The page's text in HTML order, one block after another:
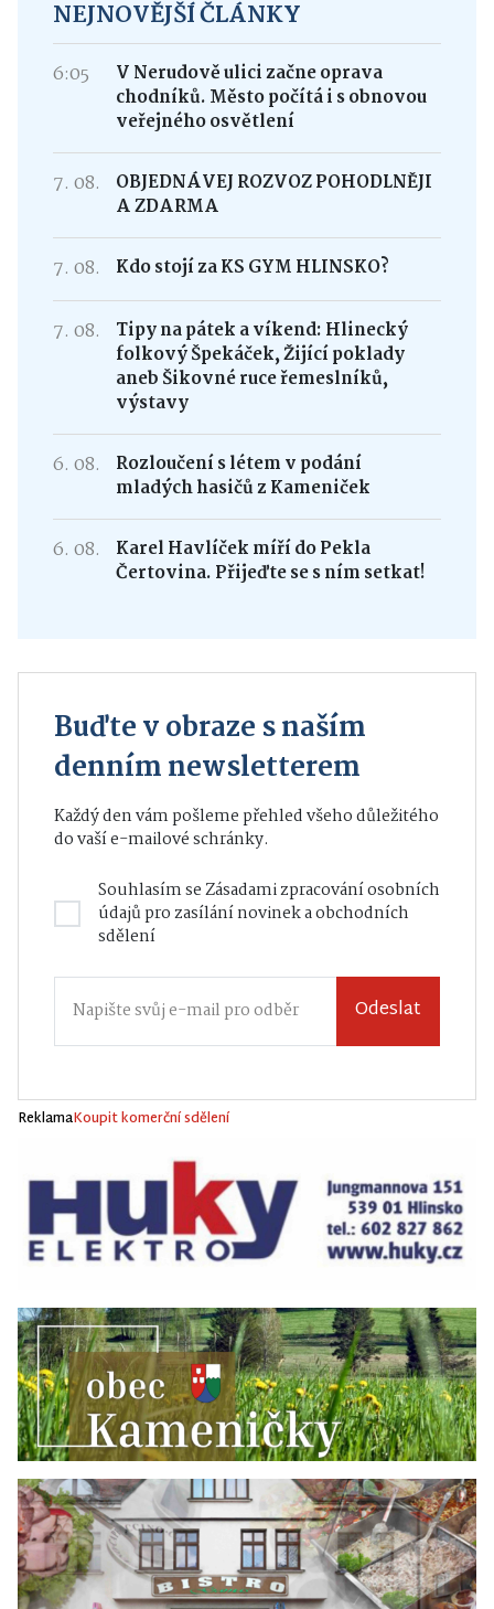
NEJNOVĚJŠÍ ČLÁNKY
6:05
V Nerudově ulici začne oprava
chodníků. Město počítá i s obnovou
veřejného osvětlení
7. 08.
OBJEDNÁVEJ ROZVOZ POHODLNĚJI
A ZDARMA
7. 08. Kdo stojí za KS GYM HLINSKO?
7. 08.
Tipy na pátek a víkend: Hlinecký
folkový Špekáček, Žijící poklady
aneb Šikovné ruce řemeslníků,
výstavy
6. 08.
Rozloučení s létem v podání
mladých hasičů z Kameniček
6. 08.
Karel Havlíček míří do Pekla
Čertovina. Přijeďte se s ním setkat!
Buďte v obraze s naším
denním newsletterem
Každý den vám pošleme přehled všeho důležitého
do vaší e-mailové schránky.
Souhlasím seZásadami zpracování osobních
údajůpro zasílání novinek a obchodních
sdělení
Odeslat
ReklamaKoupit komerční sdělení